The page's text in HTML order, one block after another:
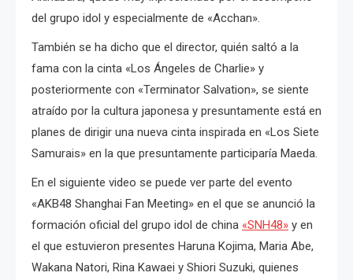
del grupo idol y especialmente de «Acchan».
También se ha dicho que el director, quién saltó a la
fama con la cinta «Los Ángeles de Charlie» y
posteriormente con «Terminator Salvation», se siente
atraído por la cultura japonesa y presuntamente está en
planes de dirigir una nueva cinta inspirada en «Los Siete
Samurais» en la que presuntamente participaría Maeda.
En el siguiente video se puede ver parte del evento
«AKB48 Shanghai Fan Meeting» en el que se anunció la
formación oficial del grupo idol de china «SNH48» y en
el que estuvieron presentes Haruna Kojima, Maria Abe,
Wakana Natori, Rina Kawaei y Shiori Suzuki, quienes